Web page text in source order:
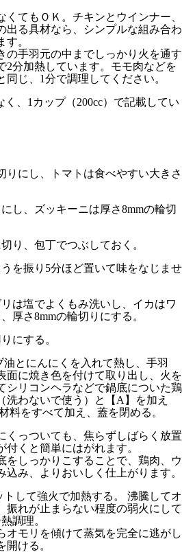
てもＯＫ。チキンとウインナー、
出る具材なら、シンプルな組み合わ
。
手羽元の中までしっかり火を通す
2分加熱しています。モモ肉などを
同じ、1分で調理してください。
、1カップ（200cc）で記載してい
りにし、トマトは食べやすい大きさ
し、ズッキーニは厚さ8mmの輪切
り、包丁でつぶしておく。
を振り5分ほど置いて味をなじませ
は塩でよくもみ洗いし、イカはワ
厚さ8mmの輪切りにする。
にする。
とにんにくを入れて熱し、手羽
面に焼き色を付けて取り出し、火を
シリコンヘラなどで鍋底についた鶏
洗わないで使う）と【A】を加え
料をすべて加え、蓋を閉める。
っついても、焦らずしばらく放置
付くと簡単にはがれます。
しっかりこすることで、鶏肉、ウ
み、よりおいしく仕上がります。
トして強火で加熱する。 沸騰してオ
振れが止まらない程度の弱火にして
調理。
オモリを傾けて蒸気を完全に逃がし
ける。